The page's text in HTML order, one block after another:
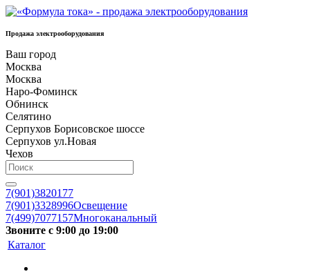
Продажа электрооборудования
Ваш город
Москва
Москва
Наро-Фоминск
Обнинск
Селятино
Серпухов Борисовское шоссе
Серпухов ул.Новая
Чехов
7(901)3820177
7(901)3328996Освещение
7(499)7077157Многоканальный
Звоните с 9:00 до 19:00
Каталог